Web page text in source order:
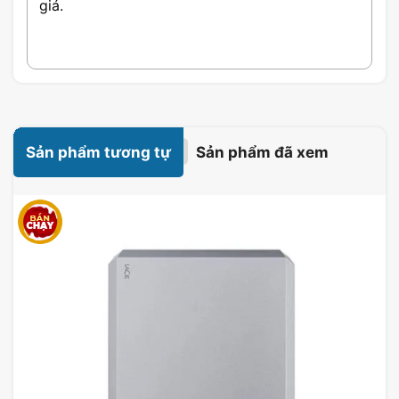
Logitech R500S
thiết kế gọn nhẹ, giúp người dùng dễ dàng mang
theo đến mọi nơi.
Với công nghệ không dây, bạn sẽ có thể tự do di
chuyển mà không lo lắng về dây cáp. Thời gian sử
dụng pin lâu dài là một điểm cộng, tránh làm gián
đoạn buổi trình bày của bạn.
giá.
Sản phẩm tương tự Sản phẩm đã xem